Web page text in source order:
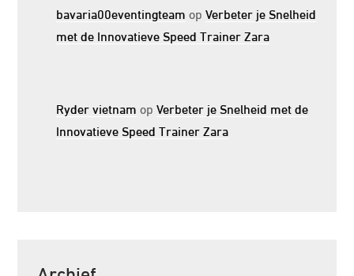
bavaria00eventingteam opVerbeter je Snelheid
met de Innovatieve Speed Trainer Zara
Ryder vietnam opVerbeter je Snelheid met de
Innovatieve Speed Trainer Zara